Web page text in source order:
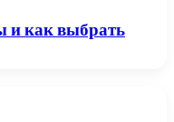
и как выбрать